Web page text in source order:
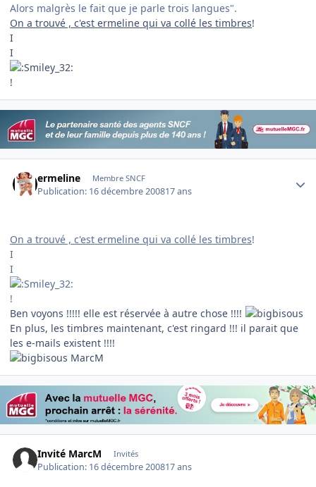
Alors malgrès le fait que je parle trois langues".
On a trouvé , c'est ermeline qui va collé les timbres!
I
I
!
ermeline Membre SNCF
Publication: 16 décembre 200817 ans
On a trouvé , c'est ermeline qui va collé les timbres!
I
I
!
Ben voyons !!!!! elle est réservée à autre chose !!!!
En plus, les timbres maintenant, c'est ringard !!! il parait que
les e-mails existent !!!!
MarcM
Invité MarcM Invités
Publication: 16 décembre 200817 ans